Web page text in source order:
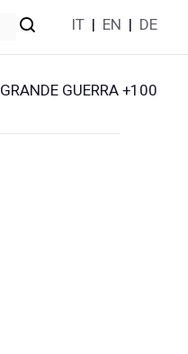
IT | EN | DE
GRANDE GUERRA +100